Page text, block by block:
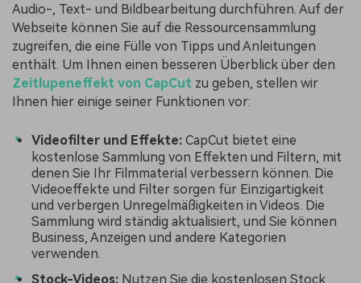
Audio-, Text- und Bildbearbeitung durchführen. Auf der
Webseite können Sie auf die Ressourcensammlung
zugreifen, die eine Fülle von Tipps und Anleitungen
enthält. Um Ihnen einen besseren Überblick über den
Zeitlupeneffekt von CapCut zu geben, stellen wir
Ihnen hier einige seiner Funktionen vor:
Videofilter und Effekte: CapCut bietet eine
kostenlose Sammlung von Effekten und Filtern, mit
denen Sie Ihr Filmmaterial verbessern können. Die
Videoeffekte und Filter sorgen für Einzigartigkeit
und verbergen Unregelmäßigkeiten in Videos. Die
Sammlung wird ständig aktualisiert, und Sie können
Business, Anzeigen und andere Kategorien
verwenden.
Stock-Videos: Nutzen Sie die kostenlosen Stock